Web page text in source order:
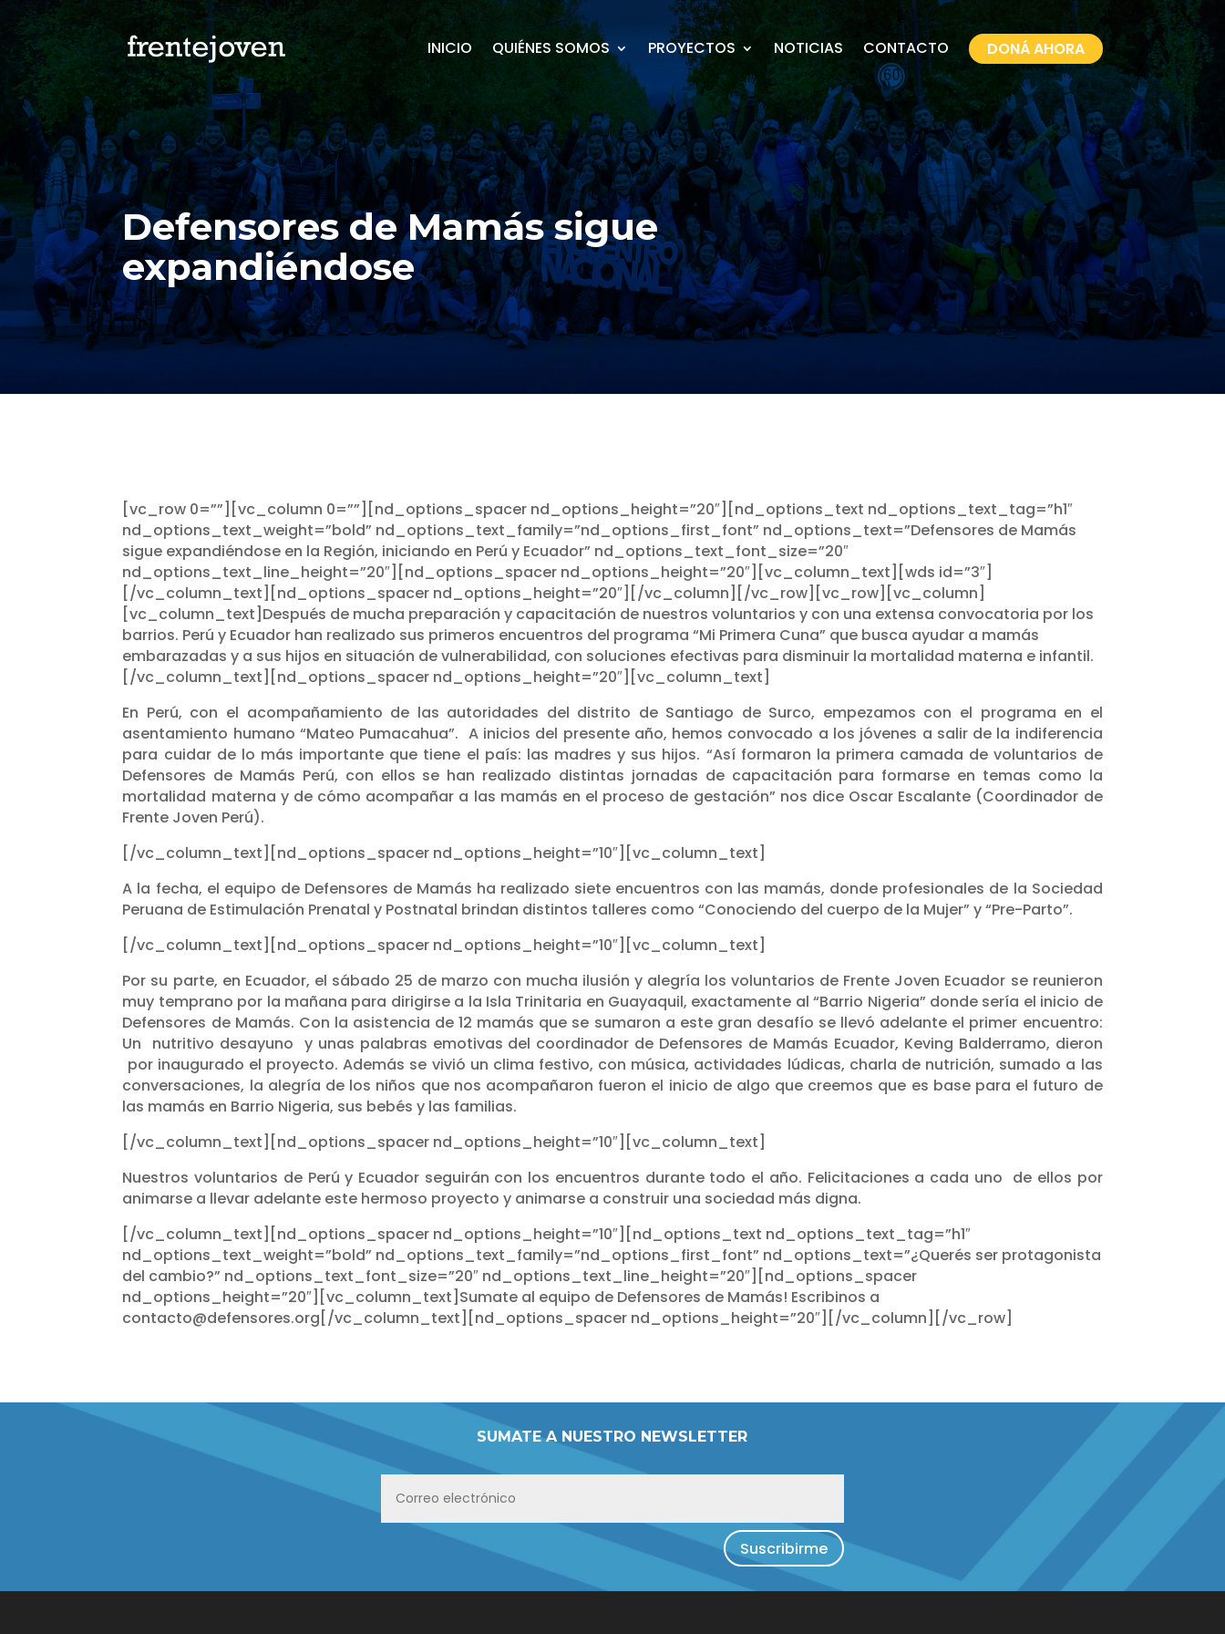
INICIO QUIÉNES SOMOS PROYECTOS NOTICIAS CONTACTO DONÁ AHORA
Defensores de Mamás sigue
expandiéndose
[vc_row 0=””][vc_column 0=””][nd_options_spacer nd_options_height=”20″][nd_options_text nd_options_text_tag=”h1″
nd_options_text_weight=”bold” nd_options_text_family=”nd_options_first_font” nd_options_text=”Defensores de Mamás
sigue expandiéndose en la Región, iniciando en Perú y Ecuador” nd_options_text_font_size=”20″
nd_options_text_line_height=”20″][nd_options_spacer nd_options_height=”20″][vc_column_text][wds id=”3″]
[/vc_column_text][nd_options_spacer nd_options_height=”20″][/vc_column][/vc_row][vc_row][vc_column]
[vc_column_text]Después de mucha preparación y capacitación de nuestros voluntarios y con una extensa convocatoria por los
barrios. Perú y Ecuador han realizado sus primeros encuentros del programa “Mi Primera Cuna” que busca ayudar a mamás
embarazadas y a sus hijos en situación de vulnerabilidad, con soluciones efectivas para disminuir la mortalidad materna e infantil.
[/vc_column_text][nd_options_spacer nd_options_height=”20″][vc_column_text]
En Perú, con el acompañamiento de las autoridades del distrito de Santiago de Surco, empezamos con el programa en el
asentamiento humano “Mateo Pumacahua”. A inicios del presente año, hemos convocado a los jóvenes a salir de la indiferencia
para cuidar de lo más importante que tiene el país: las madres y sus hijos. “Así formaron la primera camada de voluntarios de
Defensores de Mamás Perú, con ellos se han realizado distintas jornadas de capacitación para formarse en temas como la
mortalidad materna y de cómo acompañar a las mamás en el proceso de gestación” nos dice Oscar Escalante (Coordinador de
Frente Joven Perú).
[/vc_column_text][nd_options_spacer nd_options_height=”10″][vc_column_text]
A la fecha, el equipo de Defensores de Mamás ha realizado siete encuentros con las mamás, donde profesionales de la Sociedad
Peruana de Estimulación Prenatal y Postnatal brindan distintos talleres como “Conociendo del cuerpo de la Mujer” y “Pre-Parto”.
[/vc_column_text][nd_options_spacer nd_options_height=”10″][vc_column_text]
Por su parte, en Ecuador, el sábado 25 de marzo con mucha ilusión y alegría los voluntarios de Frente Joven Ecuador se reunieron
muy temprano por la mañana para dirigirse a la Isla Trinitaria en Guayaquil, exactamente al “Barrio Nigeria” donde sería el inicio de
Defensores de Mamás. Con la asistencia de 12 mamás que se sumaron a este gran desafío se llevó adelante el primer encuentro:
Un nutritivo desayuno y unas palabras emotivas del coordinador de Defensores de Mamás Ecuador, Keving Balderramo, dieron
por inaugurado el proyecto. Además se vivió un clima festivo, con música, actividades lúdicas, charla de nutrición, sumado a las
conversaciones, la alegría de los niños que nos acompañaron fueron el inicio de algo que creemos que es base para el futuro de
las mamás en Barrio Nigeria, sus bebés y las familias.
[/vc_column_text][nd_options_spacer nd_options_height=”10″][vc_column_text]
Nuestros voluntarios de Perú y Ecuador seguirán con los encuentros durante todo el año. Felicitaciones a cada uno de ellos por
animarse a llevar adelante este hermoso proyecto y animarse a construir una sociedad más digna.
[/vc_column_text][nd_options_spacer nd_options_height=”10″][nd_options_text nd_options_text_tag=”h1″
nd_options_text_weight=”bold” nd_options_text_family=”nd_options_first_font” nd_options_text=”¿Querés ser protagonista
del cambio?” nd_options_text_font_size=”20″ nd_options_text_line_height=”20″][nd_options_spacer
nd_options_height=”20″][vc_column_text]Sumate al equipo de Defensores de Mamás! Escribinos a
contacto@defensores.org[/vc_column_text][nd_options_spacer nd_options_height=”20″][/vc_column][/vc_row]
SUMATE A NUESTRO NEWSLETTER
Suscribirme